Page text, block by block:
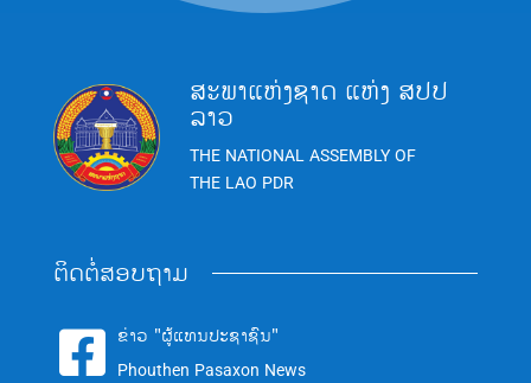
ສະພາແຫ່ງຊາດ ແຫ່ງ ສປປ
ລາວ
THE NATIONAL ASSEMBLY OF
THE LAO PDR
ຕິດຕໍ່ສອບຖາມ
 ຂ່າວ "ຜູ້ແທນປະຊາຊົນ"
Phouthen Pasaxon News